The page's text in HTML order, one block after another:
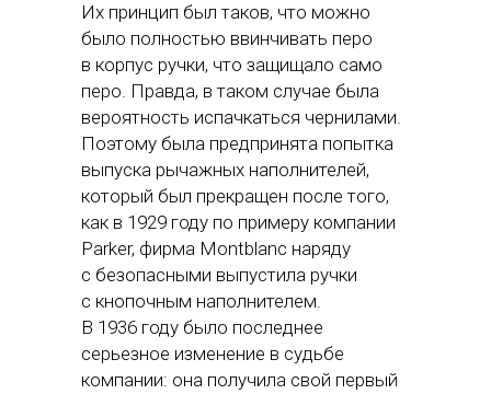
Их принцип был таков, что можно
было полностью ввинчивать перо
в корпус ручки, что защищало само
перо. Правда, в таком случае была
вероятность испачкаться чернилами.
Поэтому была предпринята попытка
выпуска рычажных наполнителей,
который был прекращен после того,
как в 1929 году по примеру компании
Parker, фирма Montblanc наряду
с безопасными выпустила ручки
с кнопочным наполнителем.
В 1936 году было последнее
серьезное изменение в судьбе
компании: она получила свой первый